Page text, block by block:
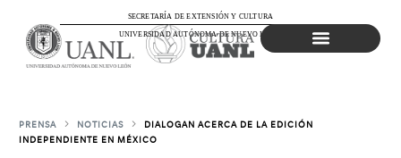
UNIVERSIDAD AUTÓNOMA DE NUEVO LEÓN
SECRETARÍA DE EXTENSIÓN Y CULTURA
PRENSA NOTICIAS
DIALOGAN ACERCA DE LA EDICIÓN
INDEPENDIENTE EN MÉXICO